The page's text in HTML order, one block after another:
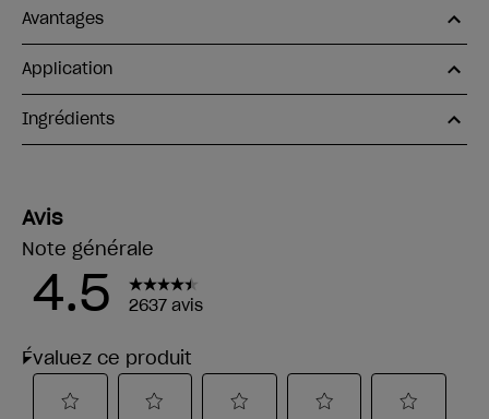
Avantages
Application
Ingrédients